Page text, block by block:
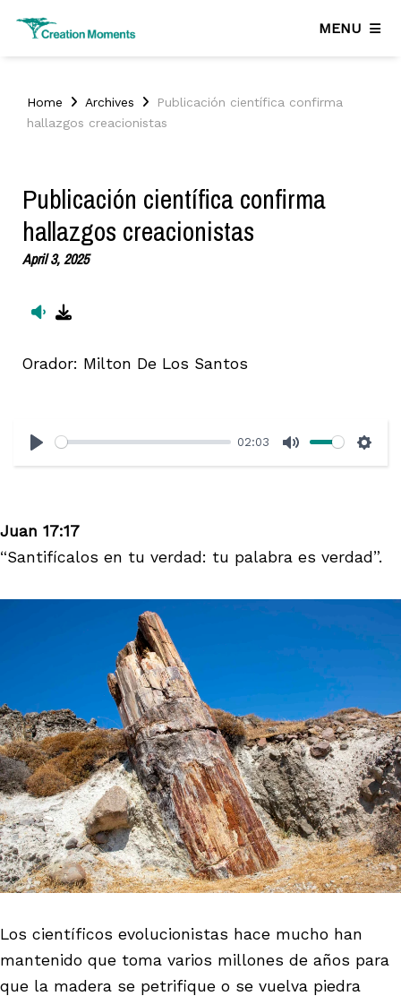
MENU
Home Archives
Publicación científica confirma
hallazgos creacionistas
Publicación científica confirma
hallazgos creacionistas
April 3, 2025
Orador: Milton De Los Santos
Play
02:03
Mute
Juan 17:17
“Santifícalos en tu verdad: tu palabra es verdad”.
Los científicos evolucionistas hace mucho han
mantenido que toma varios millones de años para
que la madera se petrifique o se vuelva piedra